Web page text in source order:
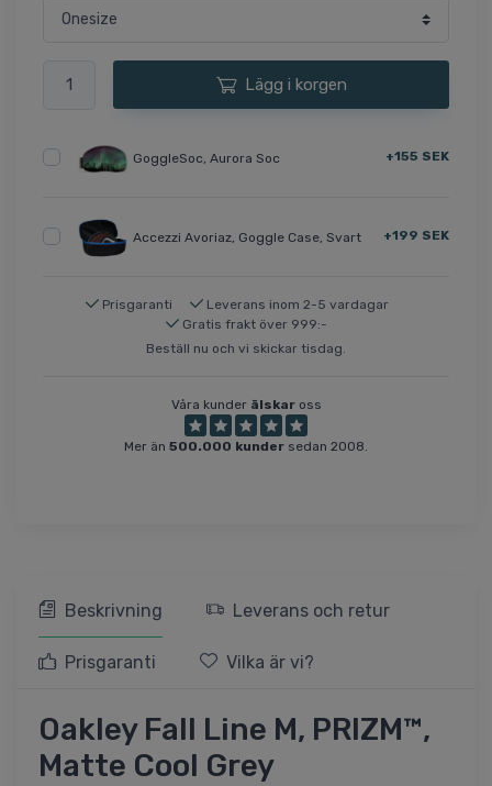
Lägg i korgen
GoggleSoc, Aurora Soc +155 SEK
Accezzi Avoriaz, Goggle Case, Svart +199 SEK
Prisgaranti
Leverans inom 2-5 vardagar
Gratis frakt över 999:-
Beställ nu och vi skickar tisdag.
Våra kunder älskaross
Mer än 500.000 kunder sedan 2008.
Beskrivning Leverans och retur
Prisgaranti Vilka är vi?
Oakley Fall Line M, PRIZM™,
Matte Cool Grey